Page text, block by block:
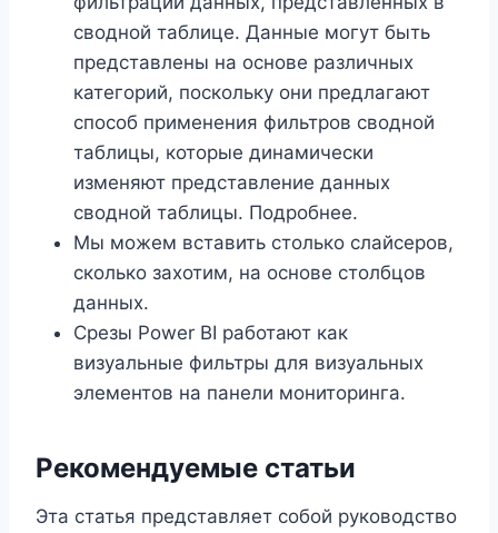
сводной таблице. Данные могут быть
представлены на основе различных
категорий, поскольку они предлагают
способ применения фильтров сводной
таблицы, которые динамически
изменяют представление данных
сводной таблицы. Подробнее.
Мы можем вставить столько слайсеров,
сколько захотим, на основе столбцов
данных.
Срезы Power BI работают как
визуальные фильтры для визуальных
элементов на панели мониторинга.
Рекомендуемые статьи
Эта статья представляет собой руководство